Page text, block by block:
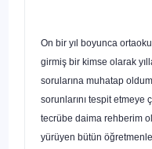
On bir yıl boyunca
girmiş bir kimse olarak
sorularına muhatap
sorunlarını tespit etmeye
tecrübe daima rehberim
yürüyen bütün